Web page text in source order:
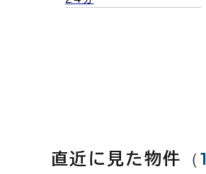
直近に見た物件 （1